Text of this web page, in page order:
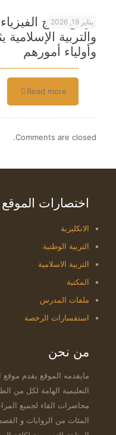
يناير 19, 2026
تراجع نتائج
والتربية الإسلامية
وأولياء أمورهم
Read more
Comments are closed.
اختصارات الموقع
الانكليزية
التربية الوطنية
التربية الاسلامية
المكتبة
ملفات المدرس
استفسارات الرخصة
من نحن
مايقدمه الموقع يقدم
التعليمية الهامة لكل من
محاضرات القاء لجميع
المئات من الروايات و